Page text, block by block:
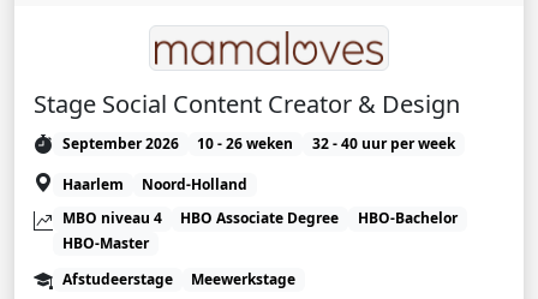
Stage Social Content Creator & Design
September 2026 10 - 26 weken
32 - 40 uur per week
Haarlem
Noord-Holland
MBO niveau 4
HBO Associate Degree
HBO-Bachelor
HBO-Master
Afstudeerstage
Meewerkstage